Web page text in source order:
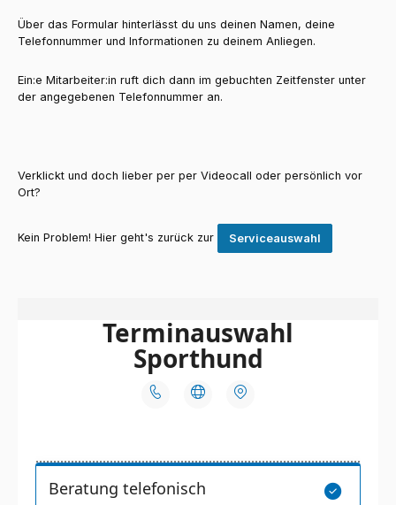
Über das Formular hinterlässt du uns deinen Namen, deine
Telefonnummer und Informationen zu deinem Anliegen.
Ein:e Mitarbeiter:in ruft dich dann im gebuchten Zeitfenster unter
der angegebenen Telefonnummer an.
Verklickt und doch lieber per per Videocall oder persönlich vor
Ort?
Kein Problem! Hier geht's zurück zur Serviceauswahl